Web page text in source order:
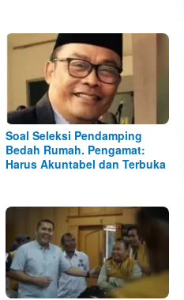
Soal Seleksi Pendamping
Bedah Rumah. Pengamat:
Harus Akuntabel dan Terbuka